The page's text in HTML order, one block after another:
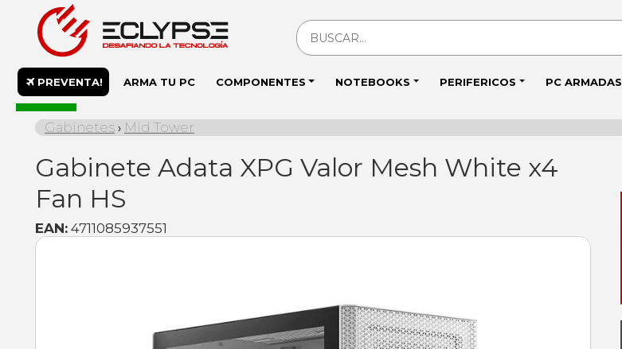
PREVENTA! ARMA TU PC COMPONENTES NOTEBOOKS PERIFERICOS PC ARMADAS
Gabinetes › Mid Tower
Gabinete Adata XPG Valor Mesh White x4
Fan HS
EAN: 4711085937551
En stock